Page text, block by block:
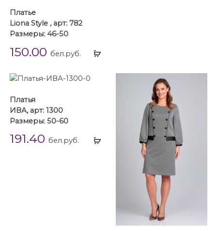
Выбрать
Платье
Liona Style , арт: 782
Размеры: 46-50
150.00 бел.руб.
Выбрать
Платья
ИВА, арт: 1300
Размеры: 50-60
191.40 бел.руб.